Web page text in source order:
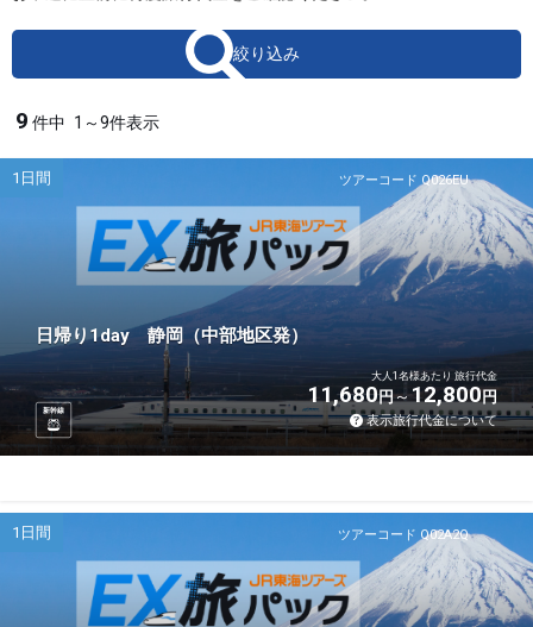
絞り込み
9 件中 1～9件表示
ツアーコード Q026EU
1日間
日帰り1day 静岡（中部地区発）
新幹線
大人1名様あたり 旅行代金
11,680円 12,800円
表示旅行代金について
ツアーコード Q02A2Q
1日間